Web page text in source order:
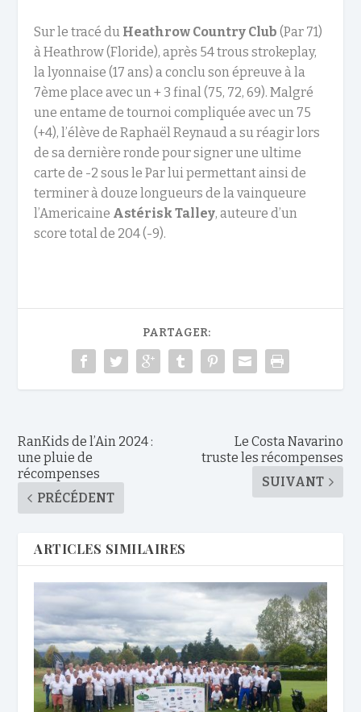
Sur le tracé du Heathrow Country Club (Par 71)
à Heathrow (Floride), après 54 trous strokeplay,
la lyonnaise (17 ans) a conclu son épreuve à la
7ème place avec un + 3 final (75, 72, 69). Malgré
une entame de tournoi compliquée avec un 75
(+4), l’élève de Raphaël Reynaud a su réagir lors
de sa dernière ronde pour signer une ultime
carte de -2 sous le Par lui permettant ainsi de
terminer à douze longueurs de la vainqueure
l’Americaine Astérisk Talley, auteure d’un
score total de 204 (-9).
PARTAGER:
RanKids de l’Ain 2024 :
une pluie de
récompenses
PRÉCÉDENT
Le Costa Navarino
truste les récompenses
SUIVANT
ARTICLES SIMILAIRES